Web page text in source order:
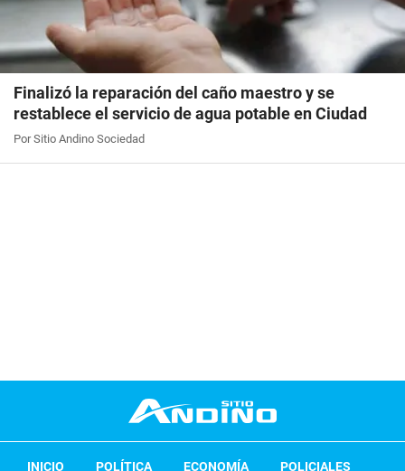
Finalizó la reparación del caño maestro y se
restablece el servicio de agua potable en Ciudad
Por Sitio Andino Sociedad
INICIO POLÍTICA ECONOMÍA POLICIALES